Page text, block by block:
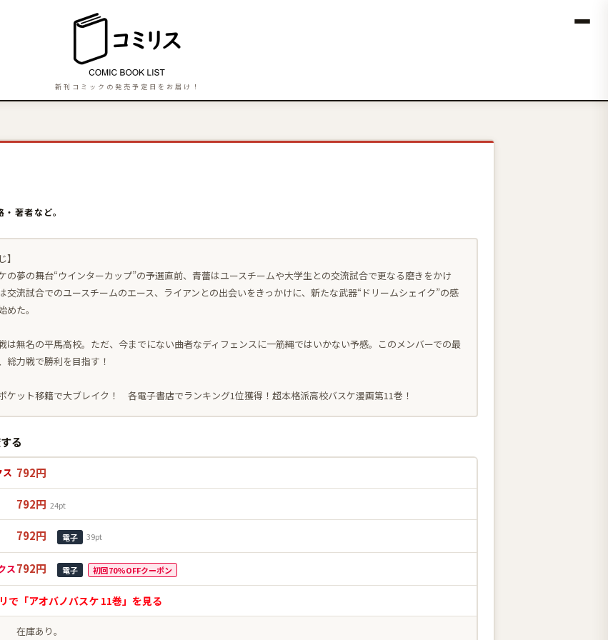
新刊コミックの発売予定日をお届け！
著者など。
】
の夢の舞台“ウインターカップ”の予選直前、青蕾はユースチームや大学生との交流試合で更なる磨きをかけ
交流試合でのユースチームのエース、ライアンとの出会いをきっかけに、新たな武器“ドリームシェイク”の感
めた。
は無名の平馬高校。ただ、今までにない曲者なディフェンスに一筋縄ではいかない予感。このメンバーでの最
総力戦で勝利を目指す！
ケット移籍で大ブレイク！ 各電子書店でランキング1位獲得！超本格派高校バスケ漫画第11巻！
る
ス 792円
792円 24pt
792円 電子 39pt
ス792円 電子 初回70%OFFクーポン
で「アオバノバスケ 11巻」を見る
在庫あり。